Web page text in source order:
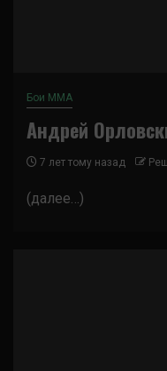
Бои ММА
Андрей
7 лет тому назад
(далее…)